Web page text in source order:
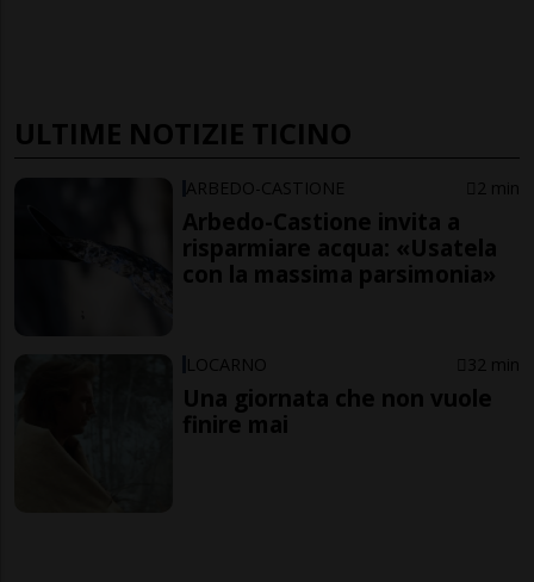
ULTIME NOTIZIE TICINO
ARBEDO-CASTIONE 2 min
Arbedo-Castione invita a
risparmiare acqua: «Usatela
con la massima parsimonia»
LOCARNO 32 min
Una giornata che non vuole
finire mai